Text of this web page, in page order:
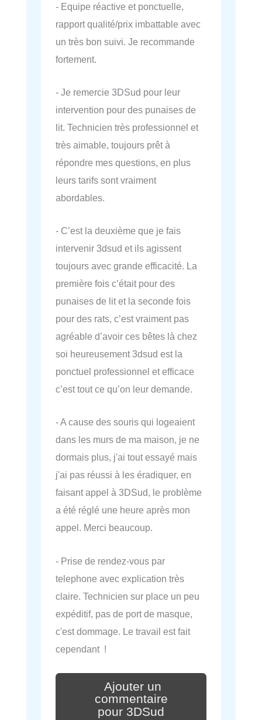
- Equipe réactive et ponctuelle,
rapport qualité/prix imbattable avec
un très bon suivi. Je recommande
fortement.
- Je remercie 3DSud pour leur
intervention pour des punaises de
lit. Technicien très professionnel et
très aimable, toujours prêt à
répondre mes questions, en plus
leurs tarifs sont vraiment
abordables.
- C’est la deuxième que je fais
intervenir 3dsud et ils agissent
toujours avec grande efficacité. La
première fois c’était pour des
punaises de lit et la seconde fois
pour des rats, c’est vraiment pas
agréable d’avoir ces bêtes là chez
soi heureusement 3dsud est la
ponctuel professionnel et efficace
c’est tout ce qu’on leur demande.
- A cause des souris qui logeaient
dans les murs de ma maison, je ne
dormais plus, j'ai tout essayé mais
j'ai pas réussi à les éradiquer, en
faisant appel à 3DSud, le problème
a été réglé une heure après mon
appel. Merci beaucoup.
- Prise de rendez-vous par
telephone avec explication très
claire. Technicien sur place un peu
expéditif, pas de port de masque,
c'est dommage. Le travail est fait
cependant !
Ajouter un
commentaire
pour 3DSud